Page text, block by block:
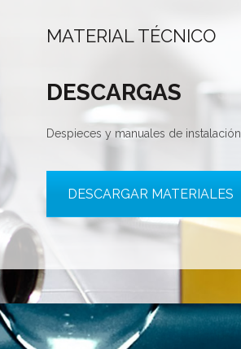
MATERIAL TÉCNICO
DESCARGAS
Despieces y manuales de instalación.
DESCARGAR MATERIALES
Solo tenes que decirme: Hola